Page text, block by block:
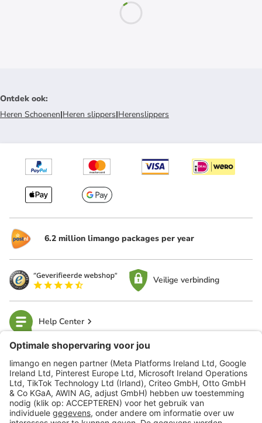
Ontdek ook:
Heren Schoenen|Heren slippers|Herenslippers
6.2 million limango packages per year
Veilige verbinding
Help Center
limango
Veilig winkelen
Klantenservice